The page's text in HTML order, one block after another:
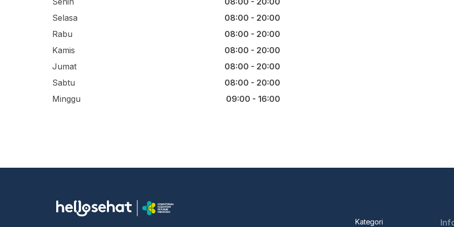
Selasa
08:00 - 20:00
Rabu
08:00 - 20:00
Kamis
08:00 - 20:00
Jumat
08:00 - 20:00
Sabtu
08:00 - 20:00
Minggu
09:00 - 16:00
Kategori